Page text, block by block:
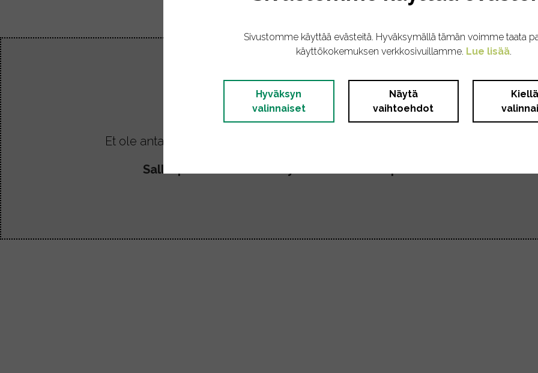
tuotteen
Upotus estetty (google.com)
Et ole antanut lupaa upotusten käyttämiseen verkkosivuilla. Upotukset
Salli upotusten evästekäyttö nähdäksesi upotukset tällä
Sivustomme käyttää evästeitä. Hyväksymällä tämän voimme taata
käyttökokemuksen verkkosivuillamme. Lue lisää.
Hyväksyn
valinnaiset
Näytä
vaihtoehdot